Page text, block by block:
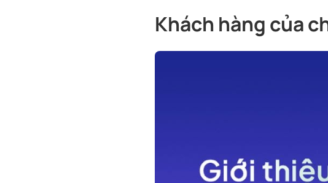
Khách hàng của